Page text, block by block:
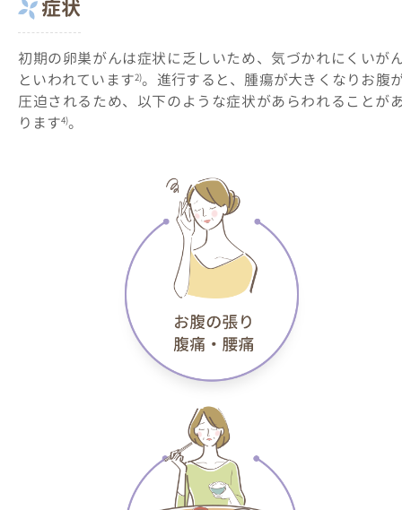
症状
初期の卵巣がんは症状に乏しいため、気づかれにくいが
といわれています2)。進行すると、腫瘍が大きくなりお腹
圧迫されるため、以下のような症状があらわれることが
ります4)。